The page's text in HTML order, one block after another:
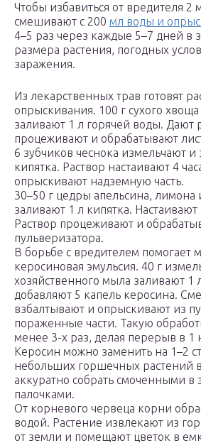
Чтобы избавиться от вредителя 2
смешивают с 200 мл воды и
4–5 раз через каждые 5–7 дней в
размера растения, погодных
заражения.
Из лекарственных трав готовят
опрыскивания. 100 г сухого
заливают 1 л горячей воды. Дают
процеживают и обрабатывают
6 зубчиков чеснока измельчают и
кипятка. Раствор настаивают 4
опрыскивают надземную часть.
30–50 г цедры апельсина,
заливают 1 л кипятка. Настаивают
Раствор процеживают и
пульверизатора.
В борьбе с вредителем помогает
керосиновая эмульсия. 40 г
хозяйственного мыла заливают 1
добавляют 5 капель керосина.
взбалтывают и опрыскивают из
пораженные части. Такую
менее 3-х раз, делая перерыв в 1
Керосин можно заменить на 1–2
небольших горшечных растений
аккуратно собрать смоченными в
палочками.
От корневого червеца корни
водой. Растение извлекают из
от земли и помещают цветок в